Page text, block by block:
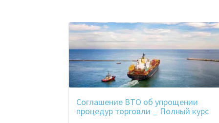
Соглашение ВТО об упрощении
процедур торговли _ Полный курс